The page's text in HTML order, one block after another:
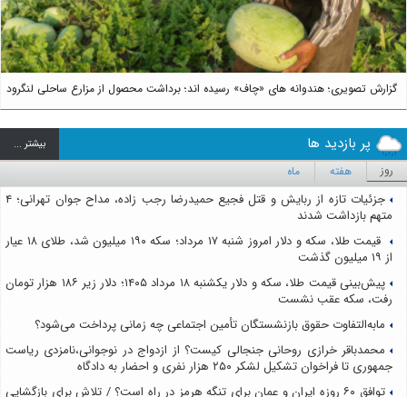
گزارش تصویری؛ هندوانه های «چاف» رسیده اند؛ برداشت محصول از مزارع ساحلی لنگرود
پر بازدید ها بيشتر ...
روز هفته ماه
جزئیات تازه از ربایش و قتل فجیع حمیدرضا رجب زاده، مداح جوان تهرانی؛ ۴
متهم بازداشت شدند
قیمت طلا، سکه و دلار امروز شنبه ۱۷ مرداد؛ سکه ۱۹۰ میلیون شد، طلای ۱۸ عیار
از ۱۹ میلیون گذشت
پیش‌بینی قیمت طلا، سکه و دلار یکشنبه ۱۸ مرداد ۱۴۰۵؛ دلار زیر ۱۸۶ هزار تومان
رفت، سکه عقب نشست
مابه‌التفاوت حقوق بازنشستگان تأمین اجتماعی چه زمانی پرداخت می‌شود؟
محمدباقر خرازی روحانی جنجالی کیست؟ از ازدواج در نوجوانی،نامزدی ریاست
جمهوری تا فراخوان تشکیل لشکر ۲۵۰ هزار نفری و احضار به دادگاه
توافق ۶۰ روزه ایران و عمان برای تنگه هرمز در راه است؟ / تلاش برای بازگشایی